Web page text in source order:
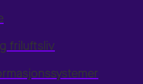
friluftsliv